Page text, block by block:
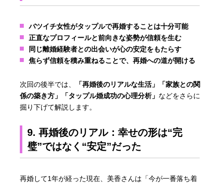
バツイチ女性がタップルで再婚することは十分可能
正直なプロフィールと前向きな姿勢が信頼を生む
同じ離婚経験者との出会いが心の安定をもたらす
焦らず信頼を積み重ねることで、再婚への道が開ける
次回の後半では、
「再婚後のリアルな生活」「家族との関
係の築き方」「タップル婚成功の心理分析」 などをさらに
掘り下げて解説します。
9. 再婚後のリアル：幸せの形は“完
璧”ではなく“安定”だった
再婚して1年が経った現在、美香さんは「今が一番落ち着